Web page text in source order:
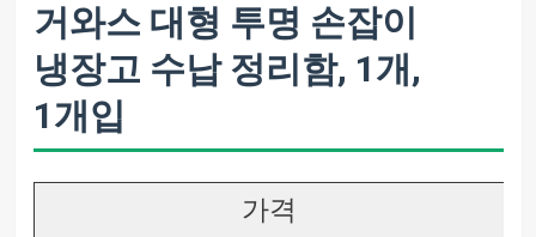
거와스 대형 투명 손잡이
냉장고 수납 정리함, 1개,
1개입
가격